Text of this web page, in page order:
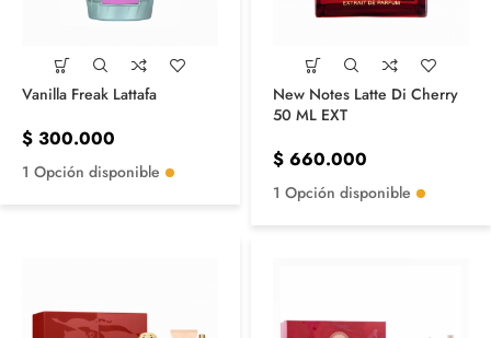
Vanilla Freak Lattafa
$ 300.000
1 Opción disponible
New Notes Latte Di Cherry
50 ML EXT
$ 660.000
1 Opción disponible